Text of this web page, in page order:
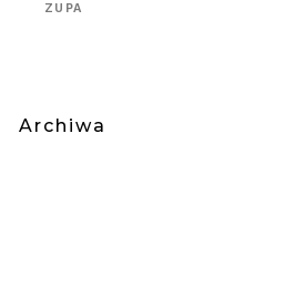
ZUPA
Archiwa